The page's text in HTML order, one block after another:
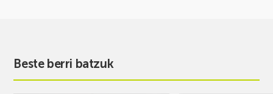
Beste berri batzuk